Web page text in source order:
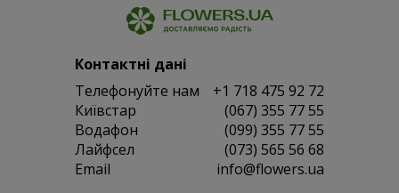
Контактні дані
Телефонуйте нам
+1 718 475 92 72
Київстар
(067) 355 77 55
Водафон
(099) 355 77 55
Лайфсел
(073) 565 56 68
Email
info@flowers.ua